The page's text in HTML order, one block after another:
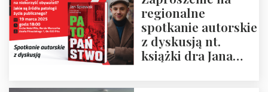
regionalne
spotkanie autorskie
z dyskusją nt.
książki dra Jana